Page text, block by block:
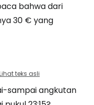
bahwa dari
30 € yang
teks asli
sampai angkutan